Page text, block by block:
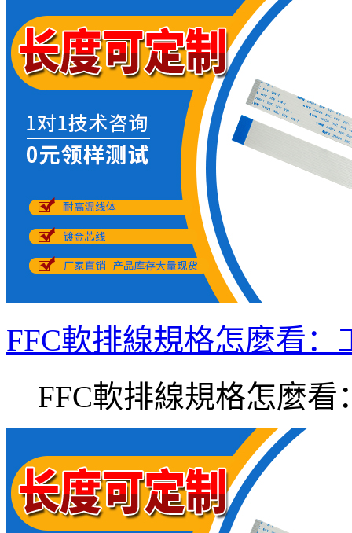
FFC軟排線規格怎麼看：
FFC軟排線規格怎麼看